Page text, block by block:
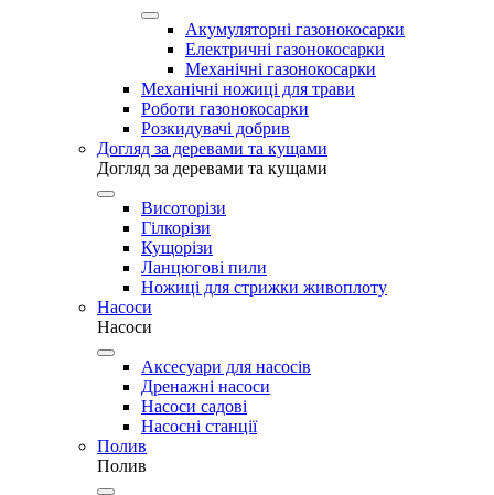
Акумуляторні газонокосарки
Електричні газонокосарки
Механічні газонокосарки
Механічні ножиці для трави
Роботи газонокосарки
Розкидувачі добрив
Догляд за деревами та кущами
Догляд за деревами та кущами
Висоторізи
Гілкорізи
Кущорізи
Ланцюгові пили
Ножиці для стрижки живоплоту
Насоси
Насоси
Аксесуари для насосів
Дренажні насоси
Насоси садові
Насосні станції
Полив
Полив